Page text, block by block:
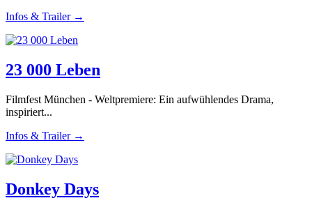
Infos & Trailer →
23 000 Leben
Filmfest München - Weltpremiere: Ein aufwühlendes Drama,
inspiriert...
Infos & Trailer →
Donkey Days